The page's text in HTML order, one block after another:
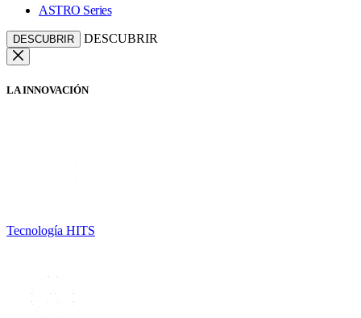
ASTRO Series
DESCUBRIR DESCUBRIR
LA INNOVACIÓN
Tecnología HITS